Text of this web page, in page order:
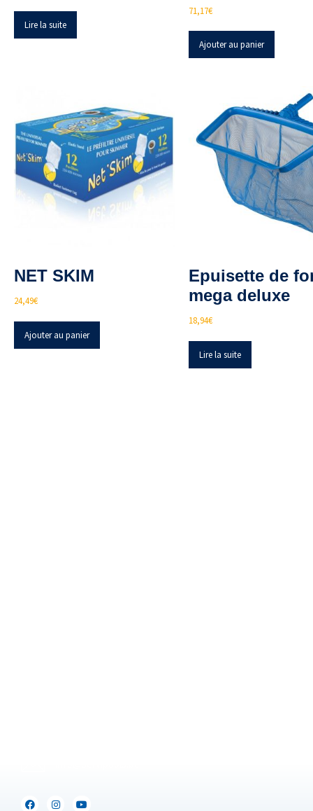
Lire la suite
71,17€
Ajouter au panier
NET SKIM
24,49€
Ajouter au panier
Epuisette de
mega deluxe
18,94€
Lire la suite